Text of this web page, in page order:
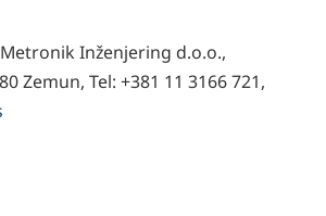
Inženjering d.o.o.,
Zemun, Tel: +381 11 3166 721,